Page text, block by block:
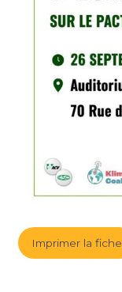
Imprimer la fiche